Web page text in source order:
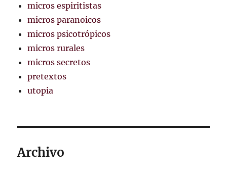
micros espiritistas
micros paranoicos
micros psicotrópicos
micros rurales
micros secretos
pretextos
utopia
Archivo